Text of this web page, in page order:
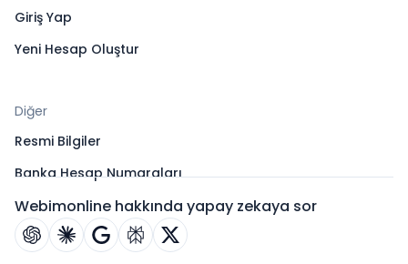
Giriş Yap
Yeni Hesap Oluştur
Diğer
Resmi Bilgiler
Banka Hesap Numaraları
Webimonline hakkında yapay zekaya sor